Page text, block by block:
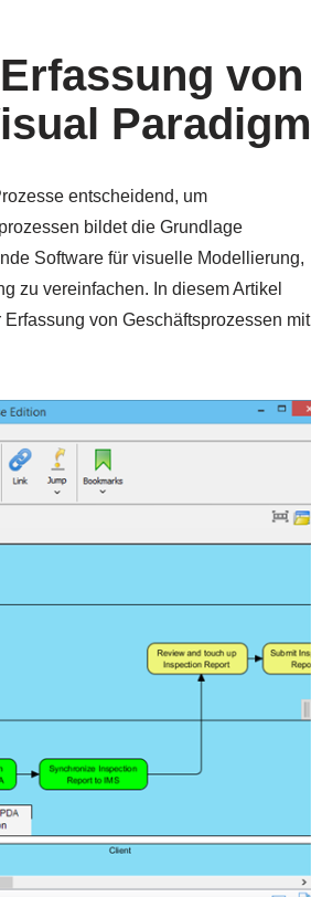
von
Paradigm
entscheidend, um
bildet die Grundlage
Software für visuelle Modellierung,
zu vereinfachen. In diesem Artikel
von Geschäftsprozessen mit